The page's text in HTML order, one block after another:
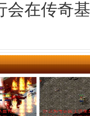
会在传奇